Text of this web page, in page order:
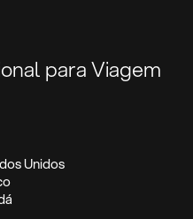
para Viagem
Unidos